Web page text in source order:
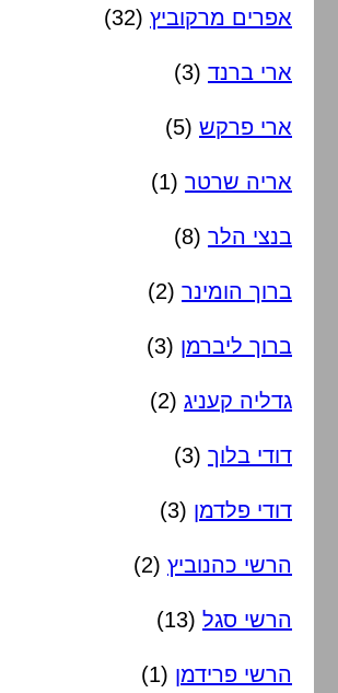
אפרים מרקוביץ (32)
ארי ברנד (3)
ארי פרקש (5)
אריה שרטר (1)
בנצי הלר (8)
ברוך הומינר (2)
ברוך ליברמן (3)
גדליה קעניג (2)
דודי בלוך (3)
דודי פלדמן (3)
הרשי כהנוביץ (2)
הרשי סגל (13)
הרשי פרידמן (1)